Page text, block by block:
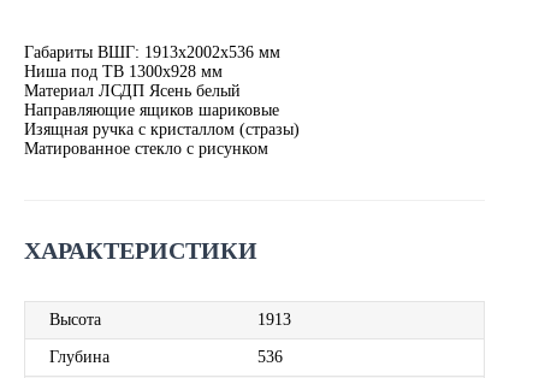
Габариты ВШГ: 1913х2002х536 мм
Ниша под ТВ 1300х928 мм
Материал ЛСДП Ясень белый
Направляющие ящиков шариковые
Изящная ручка с кристаллом (стразы)
Матированное стекло с рисунком
ХАРАКТЕРИСТИКИ
Высота 1913
Глубина 536